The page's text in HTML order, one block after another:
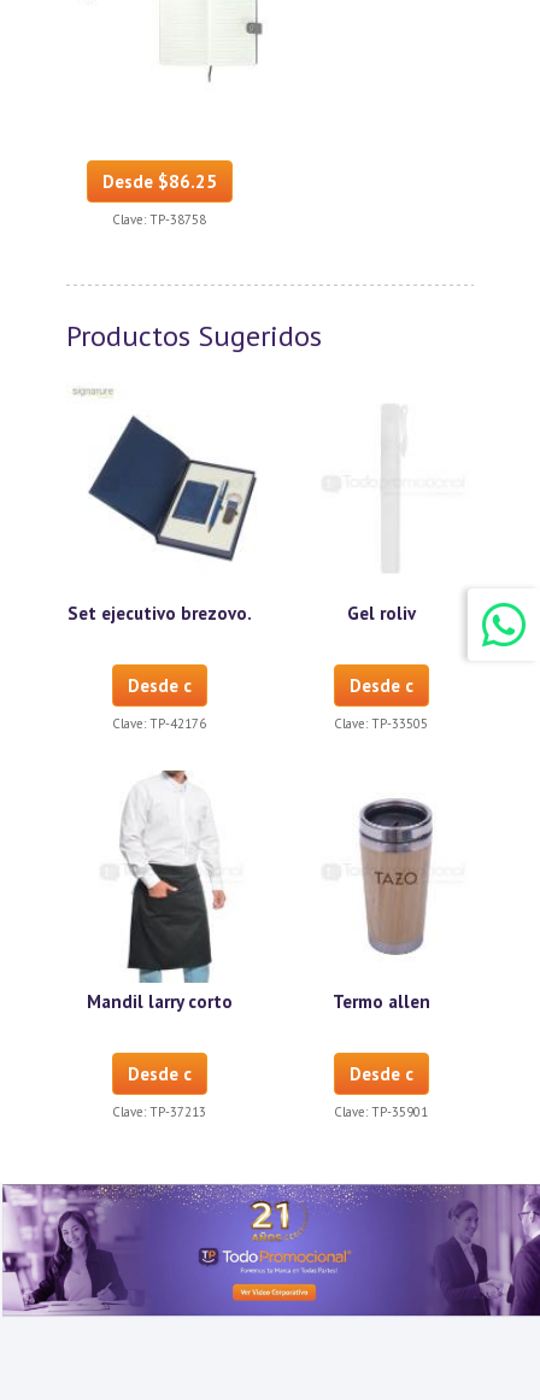
Desde $86.25
Clave: TP-38758
Productos Sugeridos
Set ejecutivo brezovo.
Desde c
Clave: TP-42176
Gel roliv
Desde c
Clave: TP-33505
Mandil larry corto
Desde c
Clave: TP-37213
Termo allen
Desde c
Clave: TP-35901